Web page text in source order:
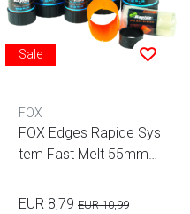
Sale
FOX
FOX Edges Rapide Sys
tem Fast Melt 55mmx1
EUR 8,79 EUR 10,99